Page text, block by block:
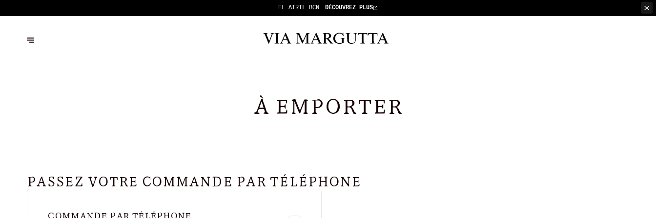
EL ATRIL BCN DÉCOUVREZ PLUS
À EMPORTER
PASSEZ VOTRE COMMANDE PAR TÉLÉPHONE
COMMANDE PAR TÉLÉPHONE